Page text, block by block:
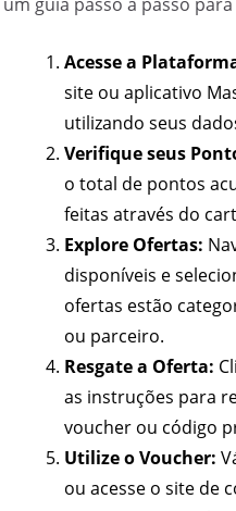
Acesse a
site ou aplicativo
utilizando seus
Verifique seus
o total de pontos
feitas através do
Explore Ofertas:
disponíveis e
ofertas estão
ou parceiro.
Resgate a Oferta:
as instruções para
voucher ou código
Utilize o Voucher:
ou acesse o site de